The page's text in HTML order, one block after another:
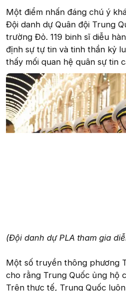
Một điểm nhấn đáng chú ý
Đội danh dự Quân đội Trung
trường Đỏ. 119 binh sĩ diễu
định sự tự tin và tinh thần kỷ
thấy mối quan hệ quân sự tin
(Đội danh dự PLA tham gia
Một số truyền thông phương
cho rằng Trung Quốc ủng hộ
Trên thực tế, Trung Quốc